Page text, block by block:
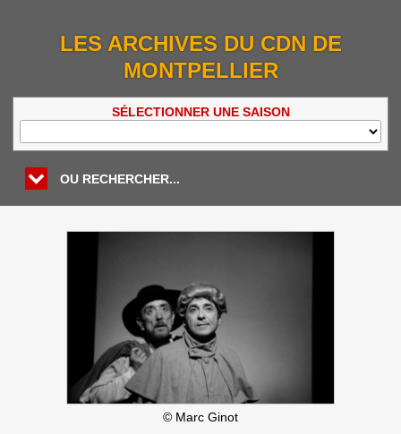
LES ARCHIVES DU CDN DE
MONTPELLIER
SÉLECTIONNER UNE SAISON
OU RECHERCHER...
© Marc Ginot